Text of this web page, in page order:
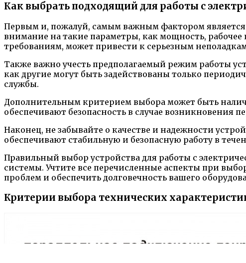
Как выбрать подходящий для работы с
Первым и, пожалуй, самым важным фактором является
внимание на такие параметры, как мощность,
требованиям, может привести к серьезным
Также важно учесть предполагаемый режим работы
как другие могут быть задействованы только
службы.
Дополнительным критерием выбора может быть
обеспечивают безопасность в случае возникновения
Наконец, не забывайте о качестве и надежности
обеспечивают стабильную и безопасную работу в
Правильный выбор устройства для работы с
системы. Учтите все перечисленные аспекты при
проблем и обеспечить долговечность вашего
Критерии выбора технических